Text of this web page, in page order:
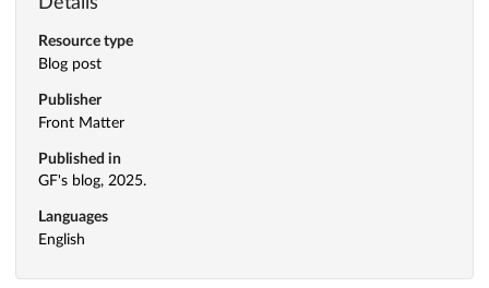
Resource type
Blog post
Publisher
Front Matter
Published in
GF's blog, 2025.
Languages
English